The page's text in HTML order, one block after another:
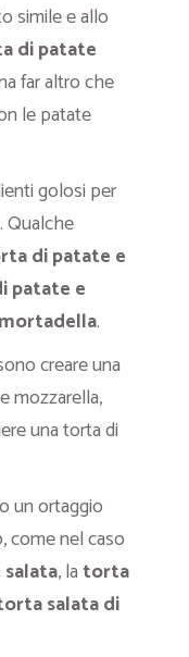
simile e allo
di patate
far altro che
le patate
golosi per
Qualche
di patate e
patate e
.
creare una
mozzarella,
una torta di
un ortaggio
come nel caso
, la torta
salata di